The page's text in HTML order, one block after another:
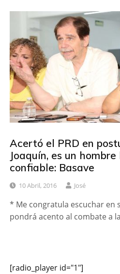
Acertó el PRD en
Joaquín, es un
confiable: Basave
10 Abril, 2016 José
* Me congratula escuchar en
pondrá acento al combate a
[radio_player id="1"]